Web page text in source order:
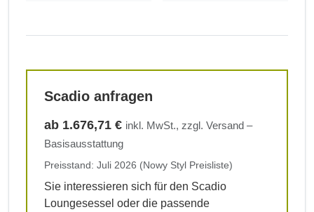
Scadio anfragen
ab 1.676,71 € inkl. MwSt., zzgl. Versand –
Basisausstattung
Preisstand: Juli 2026 (Nowy Styl Preisliste)
Sie interessieren sich für den Scadio
Loungesessel oder die passende